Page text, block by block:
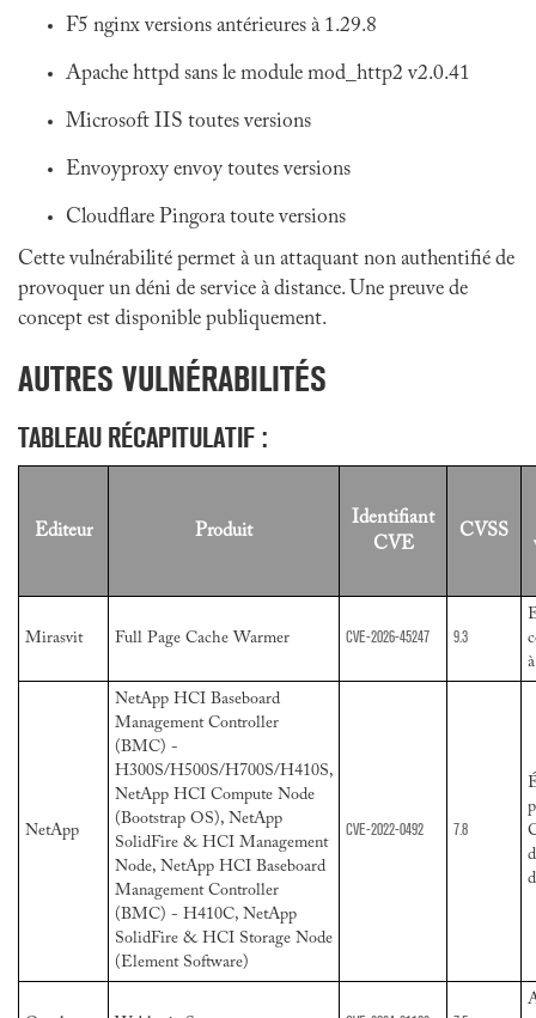
F5 nginx versions antérieures à 1.29.8
Apache httpd sans le module mod_http2 v2.0.41
Microsoft IIS toutes versions
Envoyproxy envoy toutes versions
Cloudflare Pingora toute versions
Cette vulnérabilité permet à un attaquant non authentifié de
provoquer un déni de service à distance. Une preuve de
concept est disponible publiquement.
AUTRES VULNÉRABILITÉS
TABLEAU RÉCAPITULATIF :
Editeur Produit
Identifiant
CVE
CVSS
Mirasvit Full Page Cache Warmer CVE-2026-45247 9.3
NetApp
NetApp HCI Baseboard
Management Controller
(BMC) -
H300S/H500S/H700S/H410S,
NetApp HCI Compute Node
(Bootstrap OS), NetApp
SolidFire & HCI Management
Node, NetApp HCI Baseboard
Management Controller
(BMC) - H410C, NetApp
SolidFire & HCI Storage Node
(Element Software)
CVE-2022-0492 7.8